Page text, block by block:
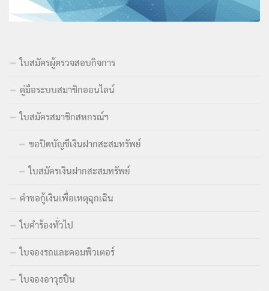
ใบสมัครผู้ตรวจสอบกิจการ
คู่มือระบบสมาชิกออนไลน์
ใบสมัครสมาชิกสหกรณ์ฯ
ขอปิดบัญชีเงินฝากสะสมทรัพย์
ใบสมัครเงินฝากสะสมทรัพย์
คำขอกู้เงินเพื่อเหตุฉุกเฉิน
ใบคำร้องทั่วไป
ใบจองรถและคอมพิวเตอร์
ใบจองอาวุธปืน